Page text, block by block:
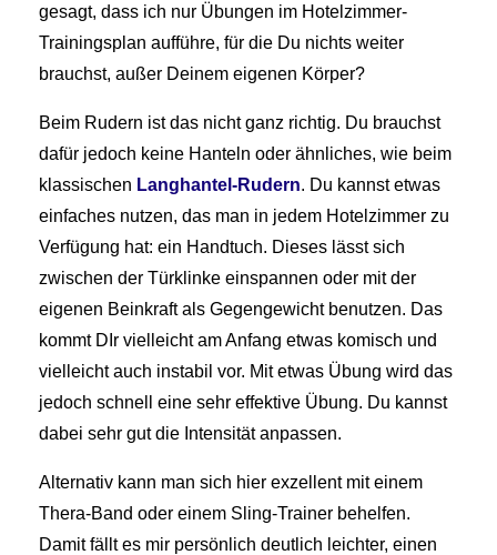
gesagt, dass ich nur Übungen im Hotelzimmer-
Trainingsplan aufführe, für die Du nichts weiter
brauchst, außer Deinem eigenen Körper?
Beim Rudern ist das nicht ganz richtig. Du brauchst
dafür jedoch keine Hanteln oder ähnliches, wie beim
klassischen Langhantel-Rudern. Du kannst etwas
einfaches nutzen, das man in jedem Hotelzimmer zu
Verfügung hat: ein Handtuch. Dieses lässt sich
zwischen der Türklinke einspannen oder mit der
eigenen Beinkraft als Gegengewicht benutzen. Das
kommt DIr vielleicht am Anfang etwas komisch und
vielleicht auch instabil vor. Mit etwas Übung wird das
jedoch schnell eine sehr effektive Übung. Du kannst
dabei sehr gut die Intensität anpassen.
Alternativ kann man sich hier exzellent mit einem
Thera-Band oder einem Sling-Trainer behelfen.
Damit fällt es mir persönlich deutlich leichter, einen